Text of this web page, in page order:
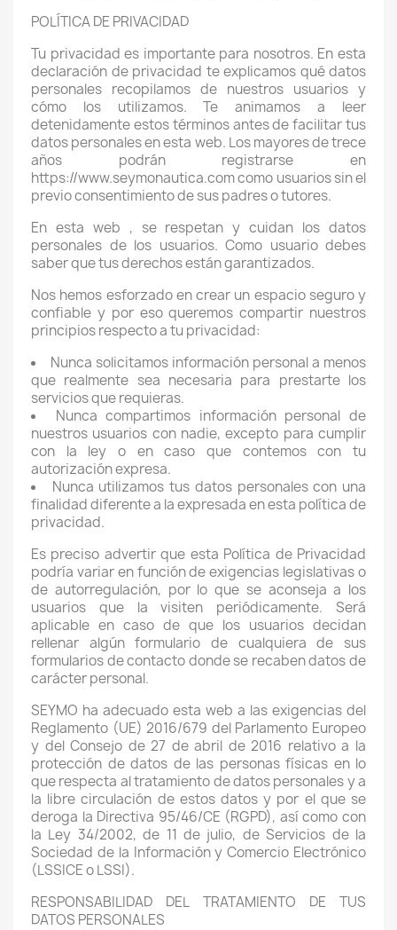
POLÍTICA DE PRIVACIDAD
Tu privacidad es importante para nosotros. En esta
declaración de privacidad te explicamos qué datos
personales recopilamos de nuestros usuarios y
cómo los utilizamos. Te animamos a leer
detenidamente estos términos antes de facilitar tus
datos personales en esta web. Los mayores de trece
años podrán registrarse en
https://www.seymonautica.com como usuarios sin el
previo consentimiento de sus padres o tutores.
En esta web , se respetan y cuidan los datos
personales de los usuarios. Como usuario debes
saber que tus derechos están garantizados.
Nos hemos esforzado en crear un espacio seguro y
confiable y por eso queremos compartir nuestros
principios respecto a tu privacidad:
Nunca solicitamos información personal a menos
que realmente sea necesaria para prestarte los
servicios que requieras.
Nunca compartimos información personal de
nuestros usuarios con nadie, excepto para cumplir
con la ley o en caso que contemos con tu
autorización expresa.
Nunca utilizamos tus datos personales con una
finalidad diferente a la expresada en esta política de
privacidad.
Es preciso advertir que esta Política de Privacidad
podría variar en función de exigencias legislativas o
de autorregulación, por lo que se aconseja a los
usuarios que la visiten periódicamente. Será
aplicable en caso de que los usuarios decidan
rellenar algún formulario de cualquiera de sus
formularios de contacto donde se recaben datos de
carácter personal.
SEYMO ha adecuado esta web a las exigencias del
Reglamento (UE) 2016/679 del Parlamento Europeo
y del Consejo de 27 de abril de 2016 relativo a la
protección de datos de las personas físicas en lo
que respecta al tratamiento de datos personales y a
la libre circulación de estos datos y por el que se
deroga la Directiva 95/46/CE (RGPD), así como con
la Ley 34/2002, de 11 de julio, de Servicios de la
Sociedad de la Información y Comercio Electrónico
(LSSICE o LSSI).
RESPONSABILIDAD DEL TRATAMIENTO DE TUS
DATOS PERSONALES